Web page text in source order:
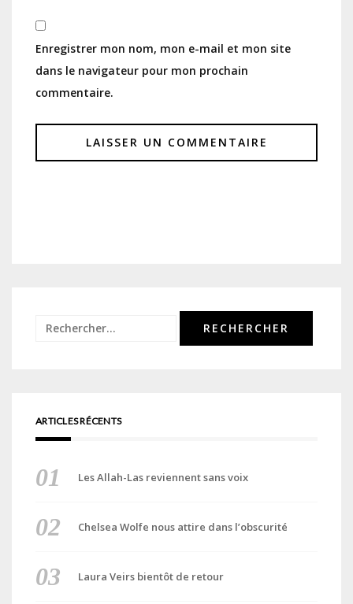
Enregistrer mon nom, mon e-mail et mon site
dans le navigateur pour mon prochain
commentaire.
Rechercher :
ARTICLES RÉCENTS
Les Allah-Las reviennent sans voix
Chelsea Wolfe nous attire dans l’obscurité
Laura Veirs bientôt de retour